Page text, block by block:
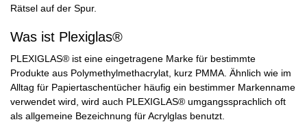
Rätsel auf der Spur.
Was ist Plexiglas®
PLEXIGLAS® ist eine eingetragene Marke für bestimmte
Produkte aus Polymethylmethacrylat, kurz PMMA. Ähnlich wie im
Alltag für Papiertaschentücher häufig ein bestimmer Markenname
verwendet wird, wird auch PLEXIGLAS® umgangssprachlich oft
als allgemeine Bezeichnung für Acrylglas benutzt.